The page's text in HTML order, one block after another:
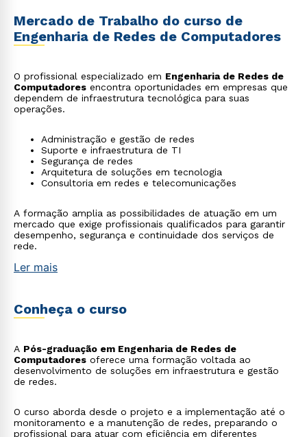
Mercado de Trabalho do curso de
Engenharia de Redes de Computadores
O profissional especializado em Engenharia de Redes de
Computadores encontra oportunidades em empresas que
dependem de infraestrutura tecnológica para suas
operações.
Administração e gestão de redes
Suporte e infraestrutura de TI
Segurança de redes
Arquitetura de soluções em tecnologia
Consultoria em redes e telecomunicações
A formação amplia as possibilidades de atuação em um
mercado que exige profissionais qualificados para garantir
desempenho, segurança e continuidade dos serviços de
rede.
Ler mais
Conheça o curso
A Pós-graduação em Engenharia de Redes de
Computadores oferece uma formação voltada ao
desenvolvimento de soluções em infraestrutura e gestão
de redes.
O curso aborda desde o projeto e a implementação até o
monitoramento e a manutenção de redes, preparando o
profissional para atuar com eficiência em diferentes